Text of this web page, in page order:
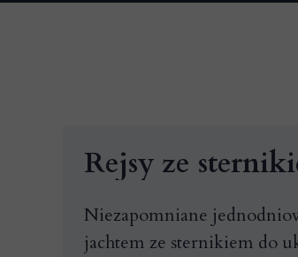
Rejsy ze
Niezapomniane
jachtem ze sternikiem do